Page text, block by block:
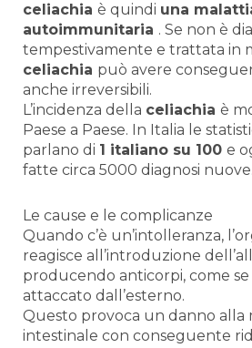
celiachia è quindi una
autoimmunitaria . Se non è
tempestivamente e trattata in
celiachia può avere
anche irreversibili.
L’incidenza della celiachia è
Paese a Paese. In Italia le
parlano di 1 italiano su 100 e
fatte circa 5000 diagnosi nuove.
Le cause e le complicanze
Quando c’è un’intolleranza,
reagisce all’introduzione
producendo anticorpi, come se
attaccato dall’esterno.
Questo provoca un danno alla
intestinale con conseguente